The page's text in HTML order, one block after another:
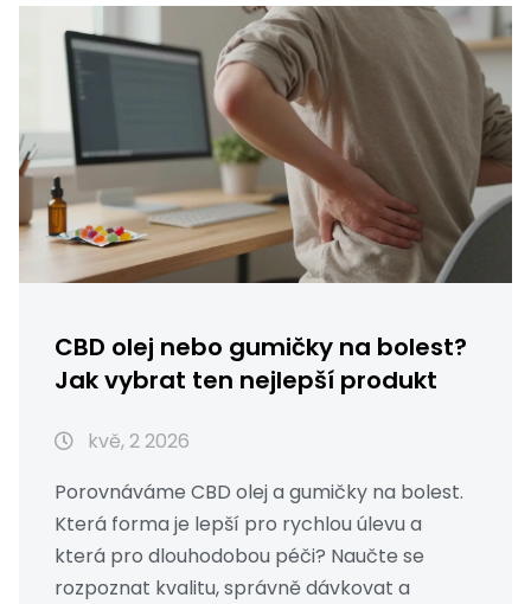
CBD olej nebo gumičky na bolest?
Jak vybrat ten nejlepší produkt
kvě, 2 2026
Porovnáváme CBD olej a gumičky na bolest.
Která forma je lepší pro rychlou úlevu a
která pro dlouhodobou péči? Naučte se
rozpoznat kvalitu, správně dávkovat a